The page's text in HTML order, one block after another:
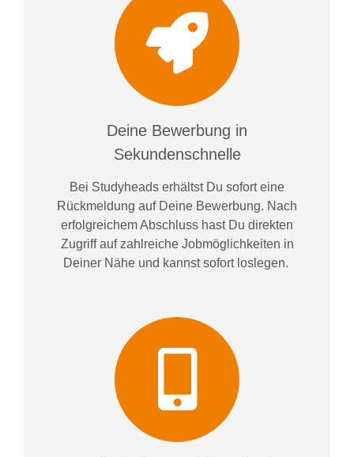
Deine Bewerbung in
Sekundenschnelle
Bei Studyheads erhältst Du sofort eine
Rückmeldung auf Deine Bewerbung. Nach
erfolgreichem Abschluss hast Du direkten
Zugriff auf zahlreiche Jobmöglichkeiten in
Deiner Nähe und kannst sofort loslegen.